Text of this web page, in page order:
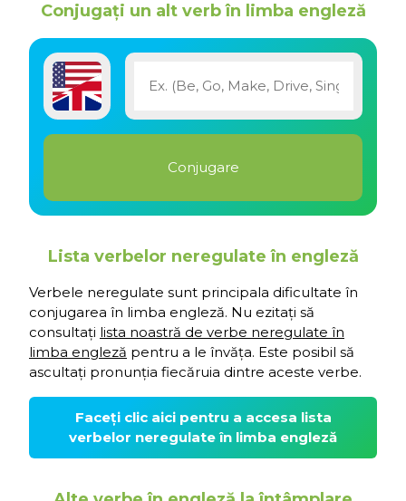
Conjugați un alt verb în limba engleză
Lista verbelor neregulate în engleză
Verbele neregulate sunt principala dificultate în
conjugarea în limba engleză. Nu ezitați să
consultați lista noastră de verbe neregulate în
limba engleză pentru a le învăța. Este posibil să
ascultați pronunția fiecăruia dintre aceste verbe.
Faceți clic aici pentru a accesa lista
verbelor neregulate în limba engleză